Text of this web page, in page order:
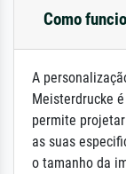
Como
A
Meisterdrucke
permite
as suas
o tamanho da